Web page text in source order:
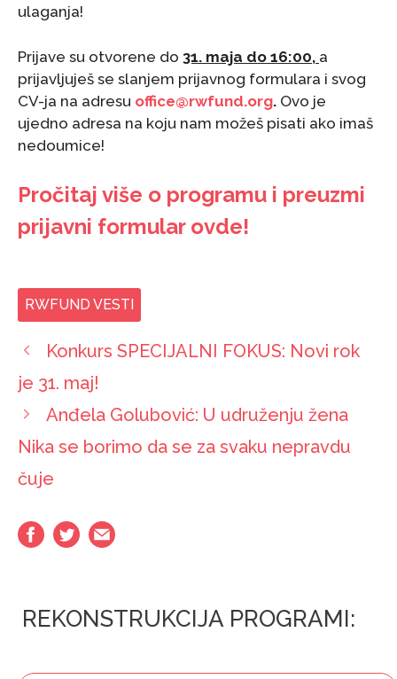
ulaganja!
Prijave su otvorene do 31. maja do 16:00, a
prijavljuješ se slanjem prijavnog formulara i svog
CV-ja na adresu office@rwfund.org. Ovo je
ujedno adresa na koju nam možeš pisati ako imaš
nedoumice!
Pročitaj više o programu i preuzmi
prijavni formular ovde!
RWFUND VESTI
Konkurs SPECIJALNI FOKUS: Novi rok
je 31. maj!
Anđela Golubović: U udruženju žena
Nika se borimo da se za svaku nepravdu
čuje
REKONSTRUKCIJA PROGRAMI: